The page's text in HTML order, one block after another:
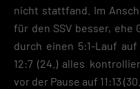
nicht stattfand. Im
für den SSV besser, ehe
durch einen 5:1-Lauf
12:7 (24.) alles
vor der Pause auf 11:13